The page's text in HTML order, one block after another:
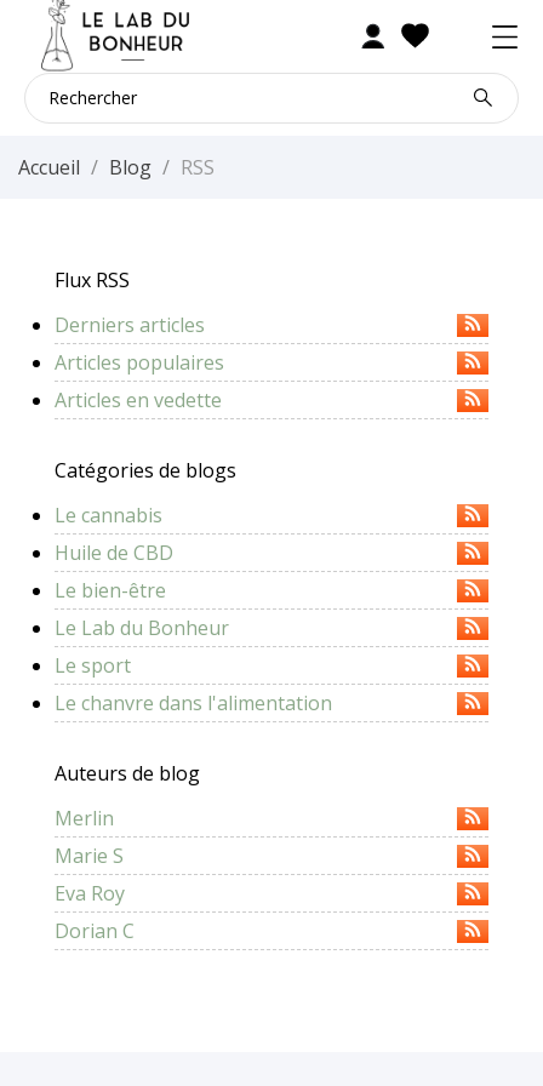
Accueil Blog RSS
Flux RSS
Derniers articles
Articles populaires
Articles en vedette
Catégories de blogs
Le cannabis
Huile de CBD
Le bien-être
Le Lab du Bonheur
Le sport
Le chanvre dans l'alimentation
Auteurs de blog
Merlin
Marie S
Eva Roy
Dorian C